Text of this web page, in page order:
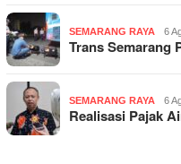
SEMARANG RAYA 6
Trans Semarang
SEMARANG RAYA 6
Realisasi Pajak